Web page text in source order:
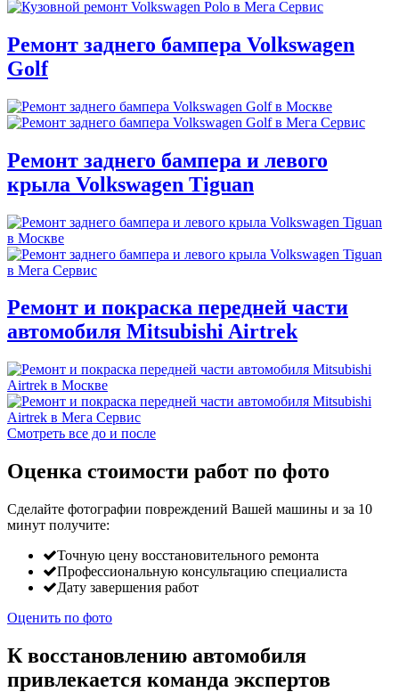
Ремонт заднего бампера Volkswagen
Golf
Ремонт заднего бампера и левого
крыла Volkswagen Tiguan
Ремонт и покраска передней части
автомобиля Mitsubishi Airtrek
Смотреть все до и после
Оценка стоимости работ по фото
Сделайте фотографии повреждений Вашей машины и за 10
минут получите:
Точную цену восстановительного ремонта
Профессиональную консультацию специалиста
Дату завершения работ
Оценить по фото
К восстановлению автомобиля
привлекается команда экспертов